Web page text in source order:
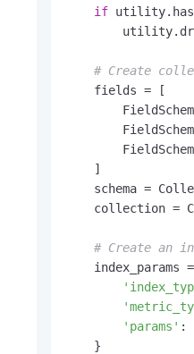
if
# Create
    fields = [
    ]
schema =
collection =
# Create an
index_params
'params' :
    }